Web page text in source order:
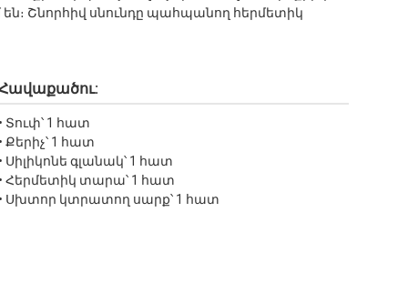
Շնորհիվ սնունդը պահպանող հերմետիկ
• Տուփ՝ 1 հատ
• Քերիչ՝ 1 հատ
• Սիլիկոնե գլանակ՝ 1 հատ
• Հերմետիկ տարա՝ 1 հատ
• Սխտոր կտրատող սարք՝ 1 հատ